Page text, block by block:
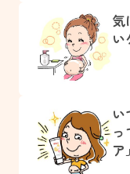
気
い
ア